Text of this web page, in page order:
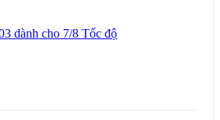
dành cho 7/8 Tốc độ